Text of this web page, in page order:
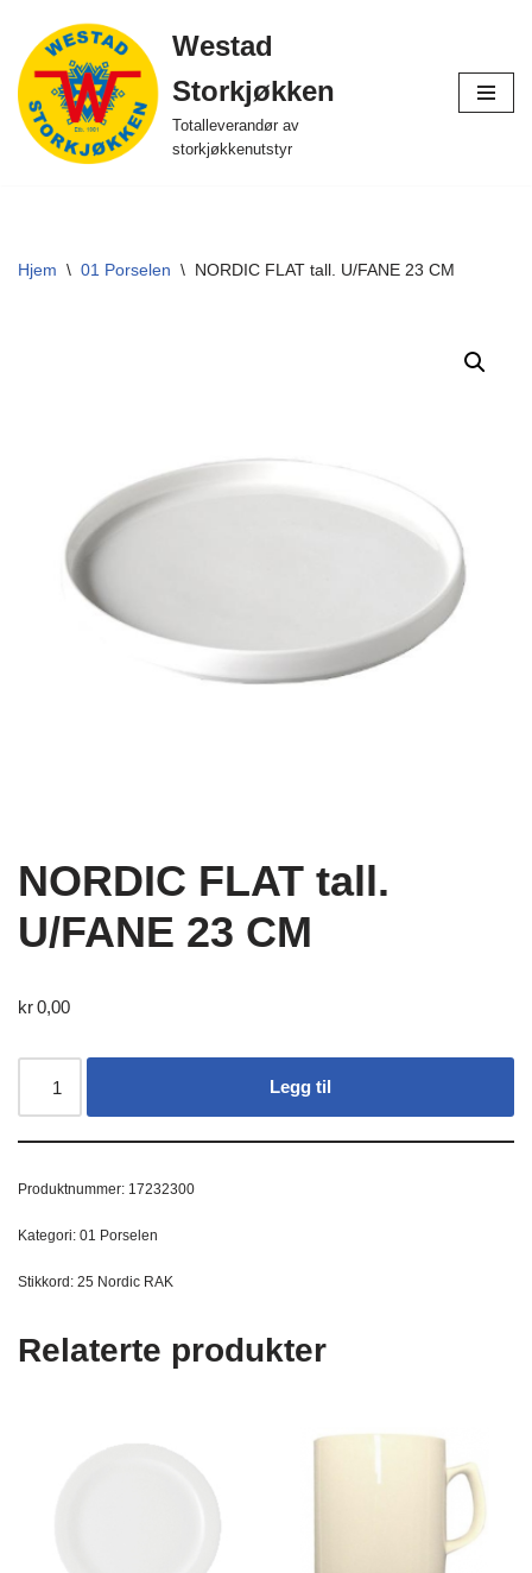
Hopp
til
innholdet
Westad
Storkjøkken
Totalleverandør av
storkjøkkenutstyr
Hjem \ 01 Porselen \ NORDIC FLAT tall. U/FANE 23 CM
NORDIC FLAT tall.
U/FANE 23 CM
kr0,00
Legg til
Produktnummer: 17232300
Kategori: 01 Porselen
Stikkord: 25 Nordic RAK
Relaterte produkter